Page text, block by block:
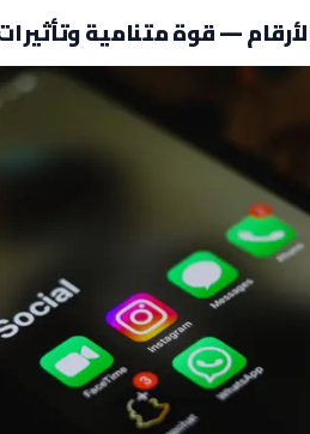
— قوة متنامية